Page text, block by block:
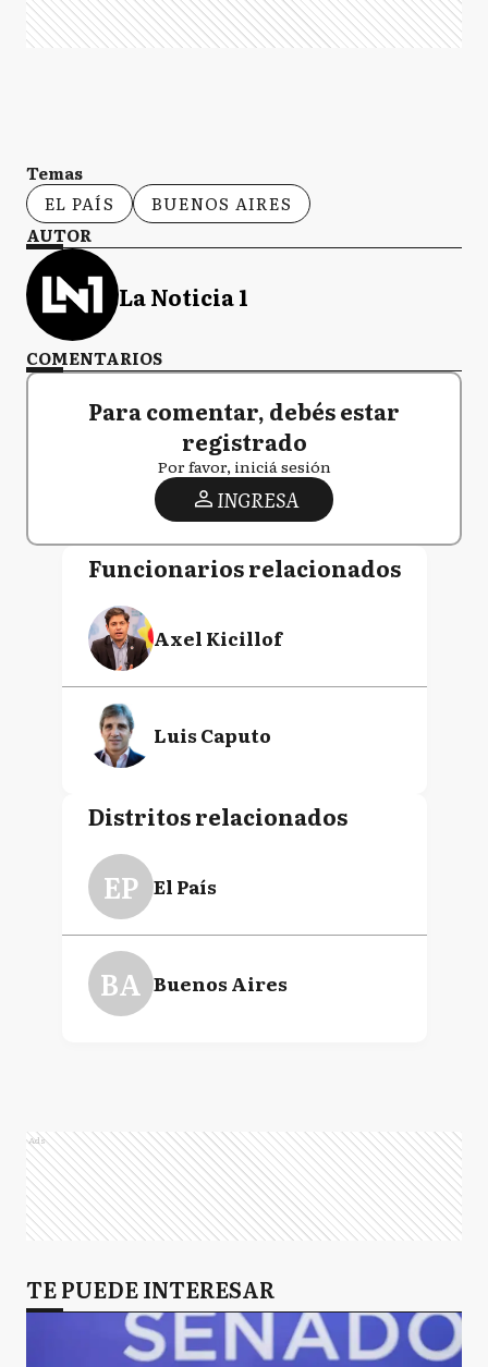
Temas
EL PAÍS
BUENOS AIRES
AUTOR
La Noticia 1
COMENTARIOS
Para comentar, debés estar
registrado
Por favor, iniciá sesión
INGRESA
Funcionarios relacionados
Axel Kicillof
Luis Caputo
Distritos relacionados
EP El País
BA Buenos Aires
Ads
TE PUEDE INTERESAR